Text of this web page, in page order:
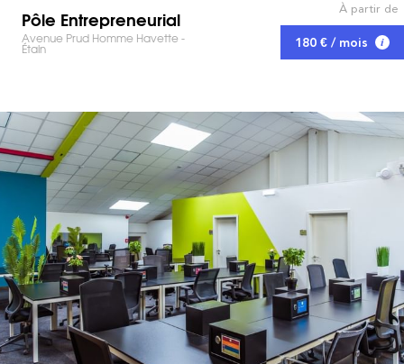
Pôle Entrepreneurial
Avenue Prud Homme Havette -
Étain
À partir de
180 € / mois